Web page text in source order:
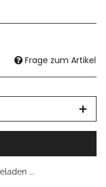
Frage zum Artikel
...